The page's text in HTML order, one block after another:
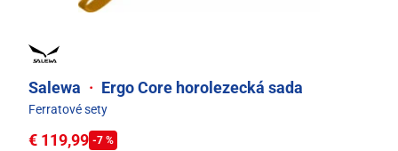
Salewa · Ergo Core horolezecká sada
Ferratové sety
€ 119,99 -7 %